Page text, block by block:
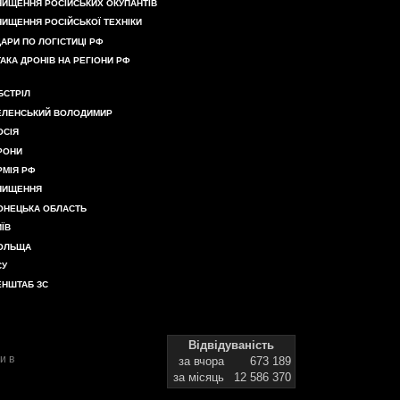
РОСІЙСЬКИХ ОКУПАНТІВ
РОСІЙСЬКОЇ ТЕХНІКИ
ПО ЛОГІСТИЦІ РФ
ДРОНІВ НА РЕГІОНИ РФ
ВОЛОДИМИР
РФ
ОБЛАСТЬ
ЗС
в
Відвідуваність
за вчора
673 189
за місяць
12 586 370